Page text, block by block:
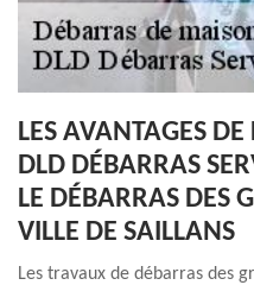
LES AVANTAGES
DLD DÉBARRAS
LE DÉBARRAS DES
VILLE DE SAILLANS
Les travaux de débarras des